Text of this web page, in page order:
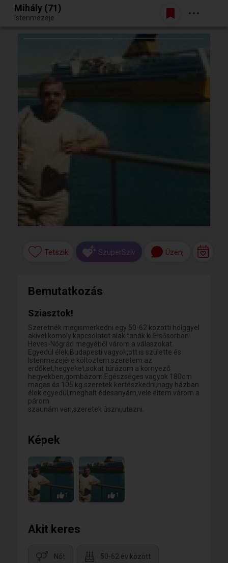
Egy jó randiból bármi lehet.
Belépés
Mihály (71)
Istenmezeje
Tetszik SzuperSzív Üzenj
Bemutatkozás
Sziasztok!
Szeretnék megismerkedni egy 50-62 közötti hölggyel
akivel komoly kapcsolatot alakitanák ki.Elsősorban
Heves-Nógrád megyéből várom a válaszokat.
Egyedül élek,Budapesti vagyok,ott is születte és
Istenmezejére költöztem.szeretem az
erdőket,hegyeket,sokat túrázom a környező
hegyekben,gombázom.Egészséges vagyok 180cm
magas és 105 kg.szeretek kertészkedni,nagy házban
élek egyedül,meghalt édesanyám,vele éltem.várom a
párom.
szaunám van,szeretek úszni,utazni.
Képek
1 1
Akit keres
Nőt 50-62 év között